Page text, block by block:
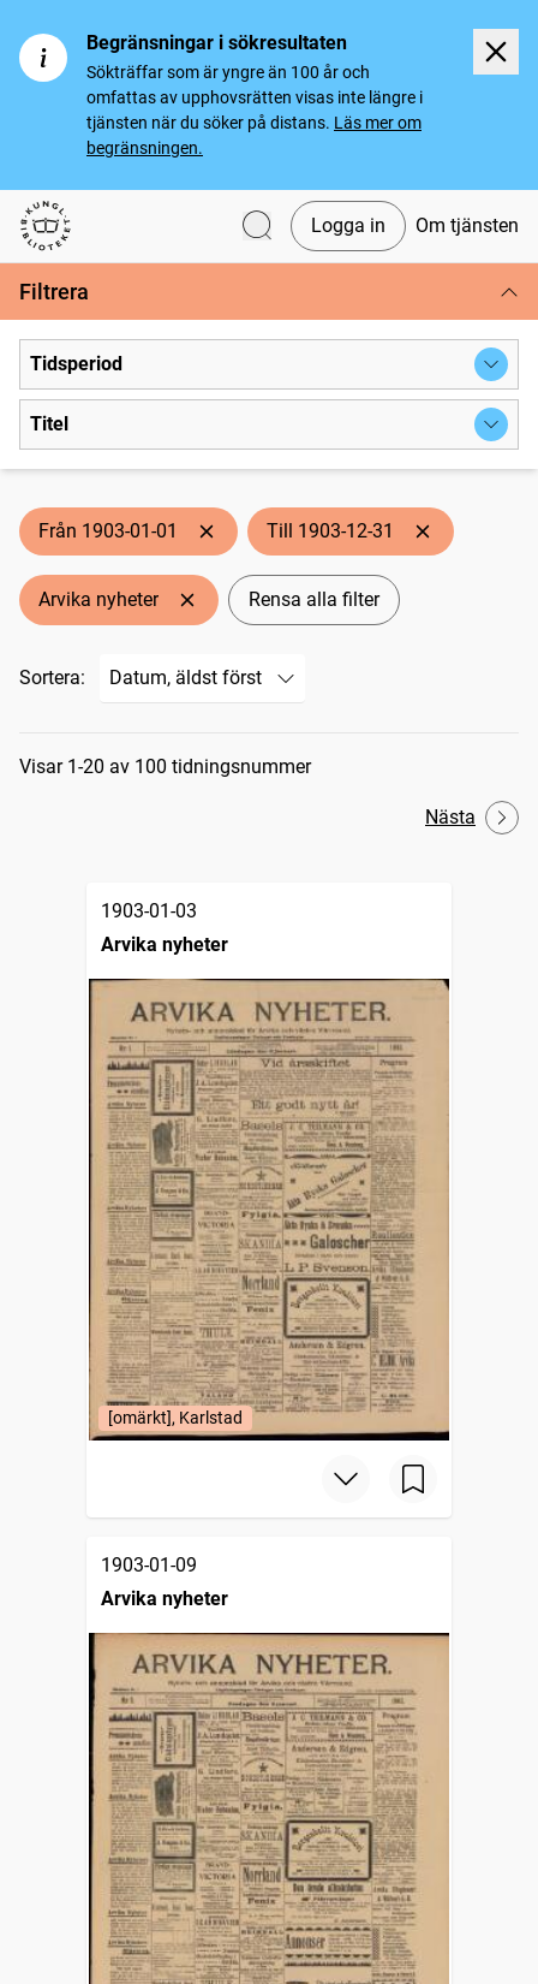
Begränsningar i sökresultaten
Sökträffar som är yngre än 100 år och
omfattas av upphovsrätten visas inte längre i
tjänsten när du söker på distans. Läs mer om
begränsningen.
Svenska tidningar
Logga in Om tjänsten
Filtrera
Tidsperiod
Titel
Från 1903-01-01 Till 1903-12-31
Arvika nyheter Rensa alla filter
Sortera:
Sökresultat
Visar 1-20 av 100 tidningsnummer
Nästa
1903-01-03
Arvika nyheter
[omärkt], Karlstad
1903-01-09
Arvika nyheter